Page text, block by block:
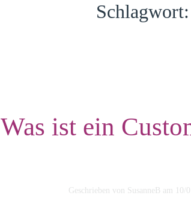
Schlagwort:
Was ist ein
Geschrieben von SusanneB am 10/